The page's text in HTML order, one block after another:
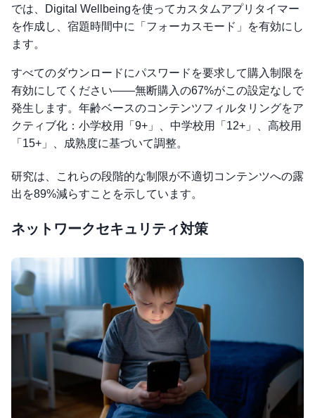
では、Digital Wellbeingを使ってカスタムアプリタイマー
を作成し、宿題時間中に「フォーカスモード」を有効にし
ます。
すべてのダウンロードにパスワードを要求して購入制限を
有効にしてください——無断購入の67%がこの設定なしで
発生します。年齢ベースのコンテンツフィルタリングをア
クティブ化：小学校用「9+」、中学校用「12+」、高校用
「15+」、成熟度に基づいて調整。
研究は、これらの段階的な制限が不適切コンテンツへの露
出を89%減らすことを示しています。
ネットワークセキュリティ対策